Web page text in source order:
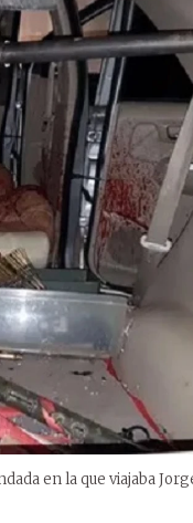
en la que viajaba